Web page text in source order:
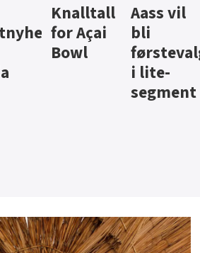
Brus og
jus fra
Berentsen
Hard
iste fra
Hansa